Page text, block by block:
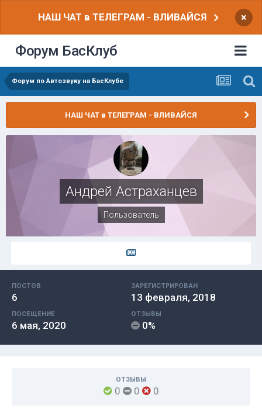
НАШ ЧАТ в ТЕЛЕГРАМ - ВЛИВАЙСЯ ×
Форум БасКлуб
Форум по Автозвуку на БасКлубе
НАШ ЧАТ в ТЕЛЕГРАМ - ВЛИВАЙСЯ
Андрей Астраханцев
Пользователь
ПОСТОВ
6
ЗАРЕГИСТРИРОВАН
13 февраля, 2018
ПОСЕЩЕНИЕ
6 мая, 2020
ОТЗЫВЫ
0%
ОТЗЫВЫ
0 0 0